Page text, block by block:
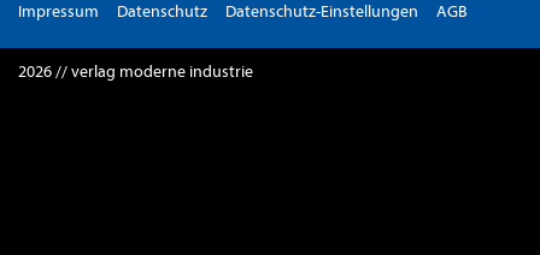
Impressum Datenschutz Datenschutz-Einstellungen AGB
2026 // verlag moderne industrie